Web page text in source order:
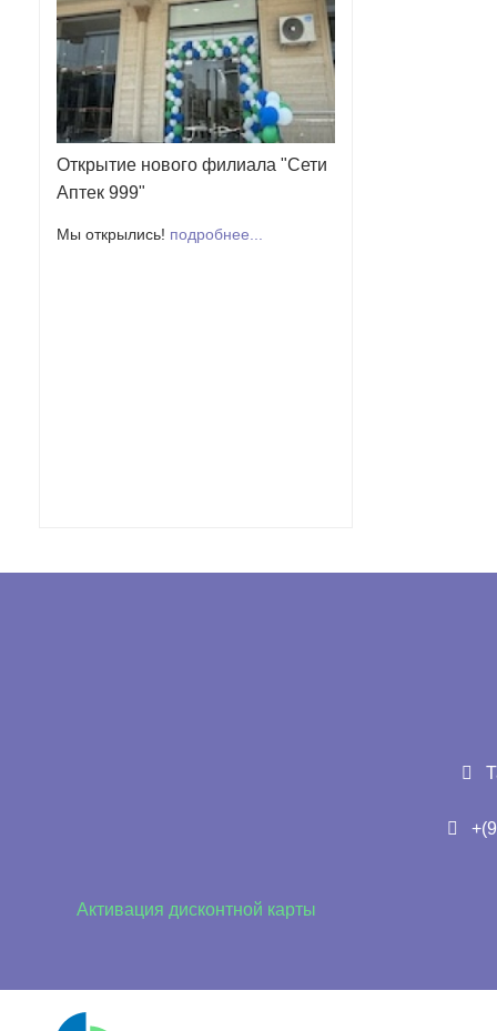
Открытие нового филиала "Сети
Аптек 999"
Мы открылись! подробнее...
Активация дисконтной карты